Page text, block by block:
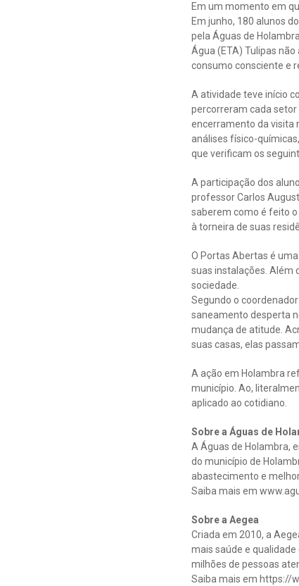
Em um momento em
Em junho, 180 alunos
pela Águas de
Água (ETA) Tulipas
consumo consciente e
A atividade teve início
percorreram cada setor
encerramento da visita
análises físico-
que verificam os
A participação dos
professor Carlos
saberem como é feito
à torneira de suas
O Portas Abertas é
suas instalações. Além
sociedade.
Segundo o
saneamento desperta
mudança de atitude.
suas casas, elas
A ação em Holambra
município. Ao,
aplicado ao cotidiano.
Sobre a Águas de
A Águas de Holambra,
do município de
abastecimento e
Saiba mais em
Sobre a Aegea
Criada em 2010, a
mais saúde e
milhões de pessoas
Saiba mais em https://